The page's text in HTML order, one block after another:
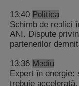
13:40 Politica
Schimb de replici
ANI. Dispute
partenerilor
13:36 Mediu
Expert în energie:
trebuie